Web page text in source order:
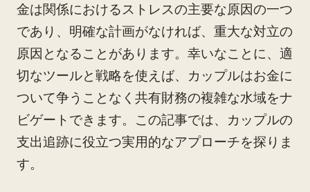
金は関係におけるストレスの主要な原因の一つ
であり、明確な計画がなければ、重大な対立の
原因となることがあります。幸いなことに、適
切なツールと戦略を使えば、カップルはお金に
ついて争うことなく共有財務の複雑な水域をナ
ビゲートできます。この記事では、カップルの
支出追跡に役立つ実用的なアプローチを探りま
す。